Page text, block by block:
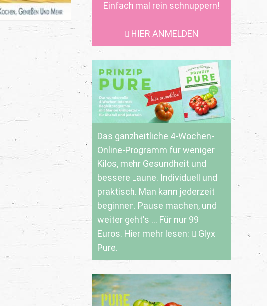
Einfach mal rein schnuppern!
HIER ANMELDEN
Das ganzheitliche 4-Wochen-
Online-Programm für weniger
Kilos, mehr Gesundheit und
bessere Laune. Individuell und
praktisch. Man kann jederzeit
beginnen. Pause machen, und
weiter geht's ... Für nur 99
Euros. Hier mehr lesen:
Glyx
Pure.